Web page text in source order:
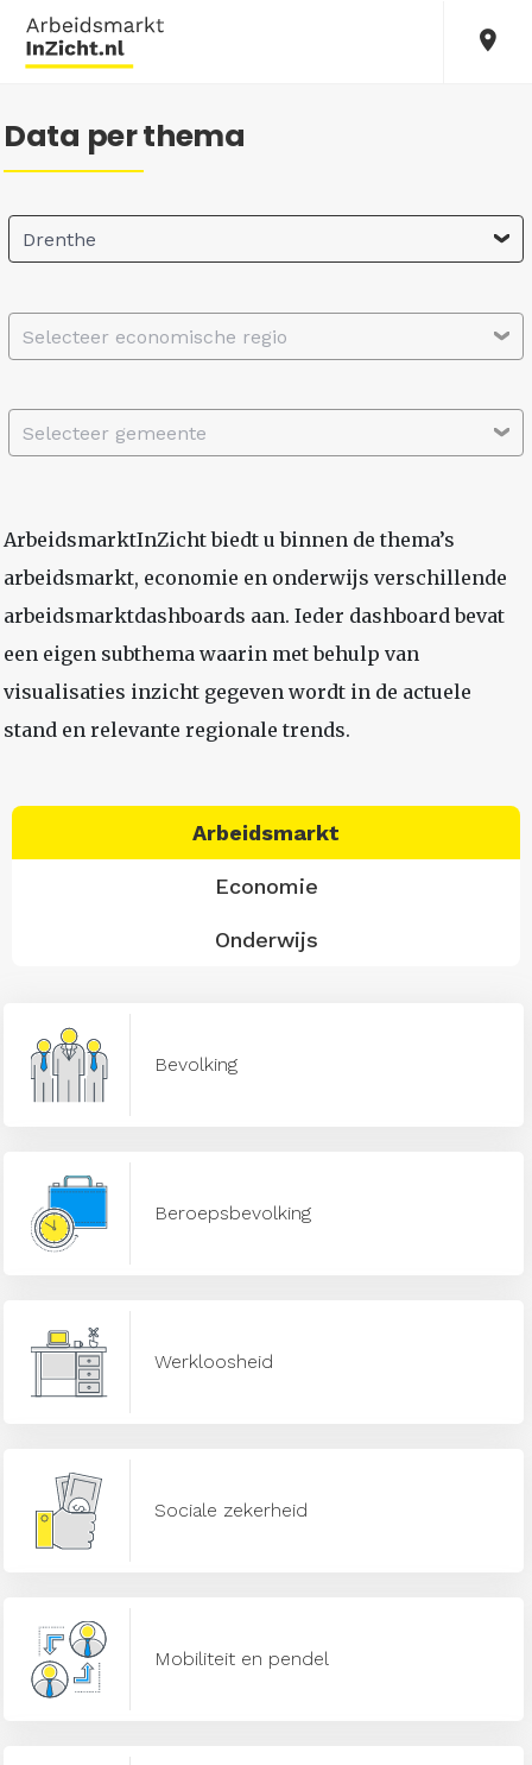
Data per thema
Drenthe
Selecteer economische regio
Selecteer gemeente
ArbeidsmarktInZicht biedt u binnen de thema’s
arbeidsmarkt, economie en onderwijs verschillende
arbeidsmarktdashboards aan. Ieder dashboard bevat
een eigen subthema waarin met behulp van
visualisaties inzicht gegeven wordt in de actuele
stand en relevante regionale trends.
Arbeidsmarkt
Economie
Onderwijs
Bevolking
Beroepsbevolking
Werkloosheid
Sociale zekerheid
Mobiliteit en pendel